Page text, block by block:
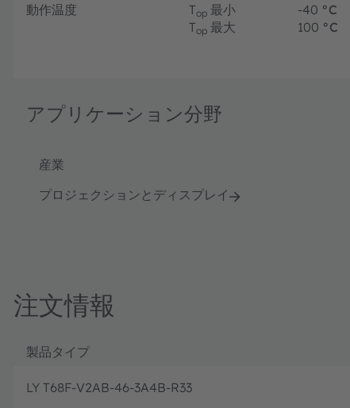
動作温度 Top 最小 -40 °C
Top 最大 100 °C
アプリケーション分野
産業
プロジェクションとディスプレイ
注文情報
製品タイプ
LY T68F-V2AB-46-3A4B-R33